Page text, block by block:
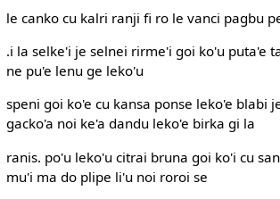
le canko cu kalri ranji fi ro le vanci pagbu
.i la selke'i je selnei rirme'i goi ko'u puta'e
ne pu'e lenu ge leko'u
speni goi ko'e cu kansa ponse leko'e blabi
gacko'a noi ke'a dandu leko'e birka gi la
ranis. po'u leko'u citrai bruna goi ko'i cu
mu'i ma do plipe li'u noi roroi se